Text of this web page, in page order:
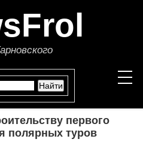
первого
полярных туров